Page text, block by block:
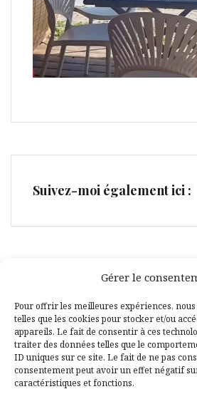
Gérer le
Pour offrir les meilleures expériences,
telles que les cookies pour stocker et/ou
appareils. Le fait de consentir à ces
traiter des données telles que le
ID uniques sur ce site. Le fait de ne pas
consentement peut avoir un effet négatif
caractéristiques et fonctions.
Suivez-moi également ici :
Facebook